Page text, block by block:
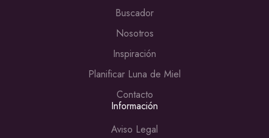
Buscador
Nosotros
Inspiración
Planificar Luna de Miel
Contacto
Información
Aviso Legal